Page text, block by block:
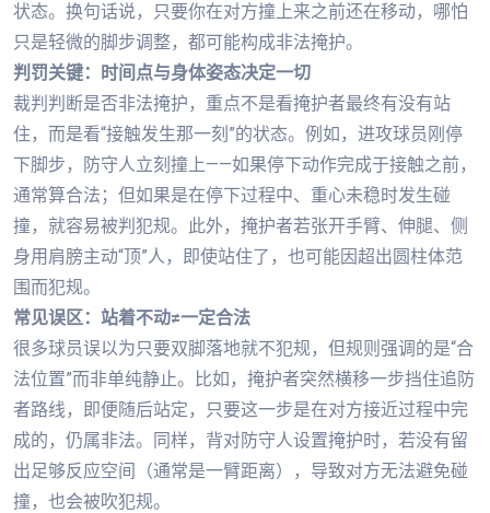
状态。换句话说，只要你在对方撞上来之前还在移动，哪怕
只是轻微的脚步调整，都可能构成非法掩护。
判罚关键：时间点与身体姿态决定一切
裁判判断是否非法掩护，重点不是看掩护者最终有没有站
住，而是看“接触发生那一刻”的状态。例如，进攻球员刚停
下脚步，防守人立刻撞上——如果停下动作完成于接触之前，
通常算合法；但如果是在停下过程中、重心未稳时发生碰
撞，就容易被判犯规。此外，掩护者若张开手臂、伸腿、侧
身用肩膀主动“顶”人，即使站住了，也可能因超出圆柱体范
围而犯规。
常见误区：站着不动≠一定合法
很多球员误以为只要双脚落地就不犯规，但规则强调的是“合
法位置”而非单纯静止。比如，掩护者突然横移一步挡住追防
者路线，即便随后站定，只要这一步是在对方接近过程中完
成的，仍属非法。同样，背对防守人设置掩护时，若没有留
出足够反应空间（通常是一臂距离），导致对方无法避免碰
撞，也会被吹犯规。